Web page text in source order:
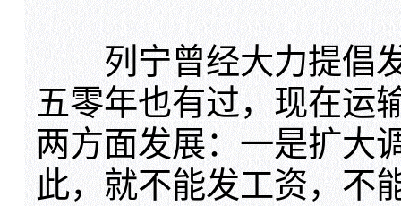
列宁曾经大力提倡发
五零年也有过，现在运
两方面发展：一是扩大
此，就不能发工资，不